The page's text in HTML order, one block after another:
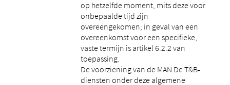
op hetzelfde moment, mits deze voor
onbepaalde tijd zijn
overeengekomen; in geval van een
overeenkomst voor een specifieke,
vaste termijn is artikel 6.2.2 van
toepassing.
De voorziening van de MAN De T&B-
diensten onder deze algemene